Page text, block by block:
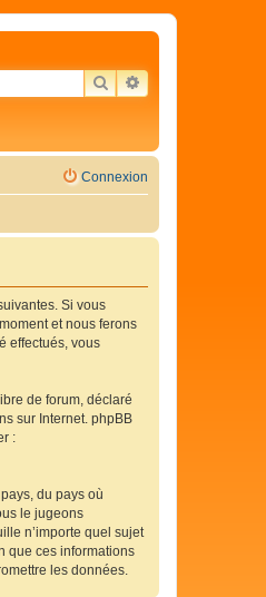
RECHERCHER
RECHERCHE
Connexion
Si vous
et nous ferons
effectués, vous
de forum, déclaré
sur Internet. phpBB
:
du pays où
le jugeons
n’importe quel sujet
que ces informations
les données.